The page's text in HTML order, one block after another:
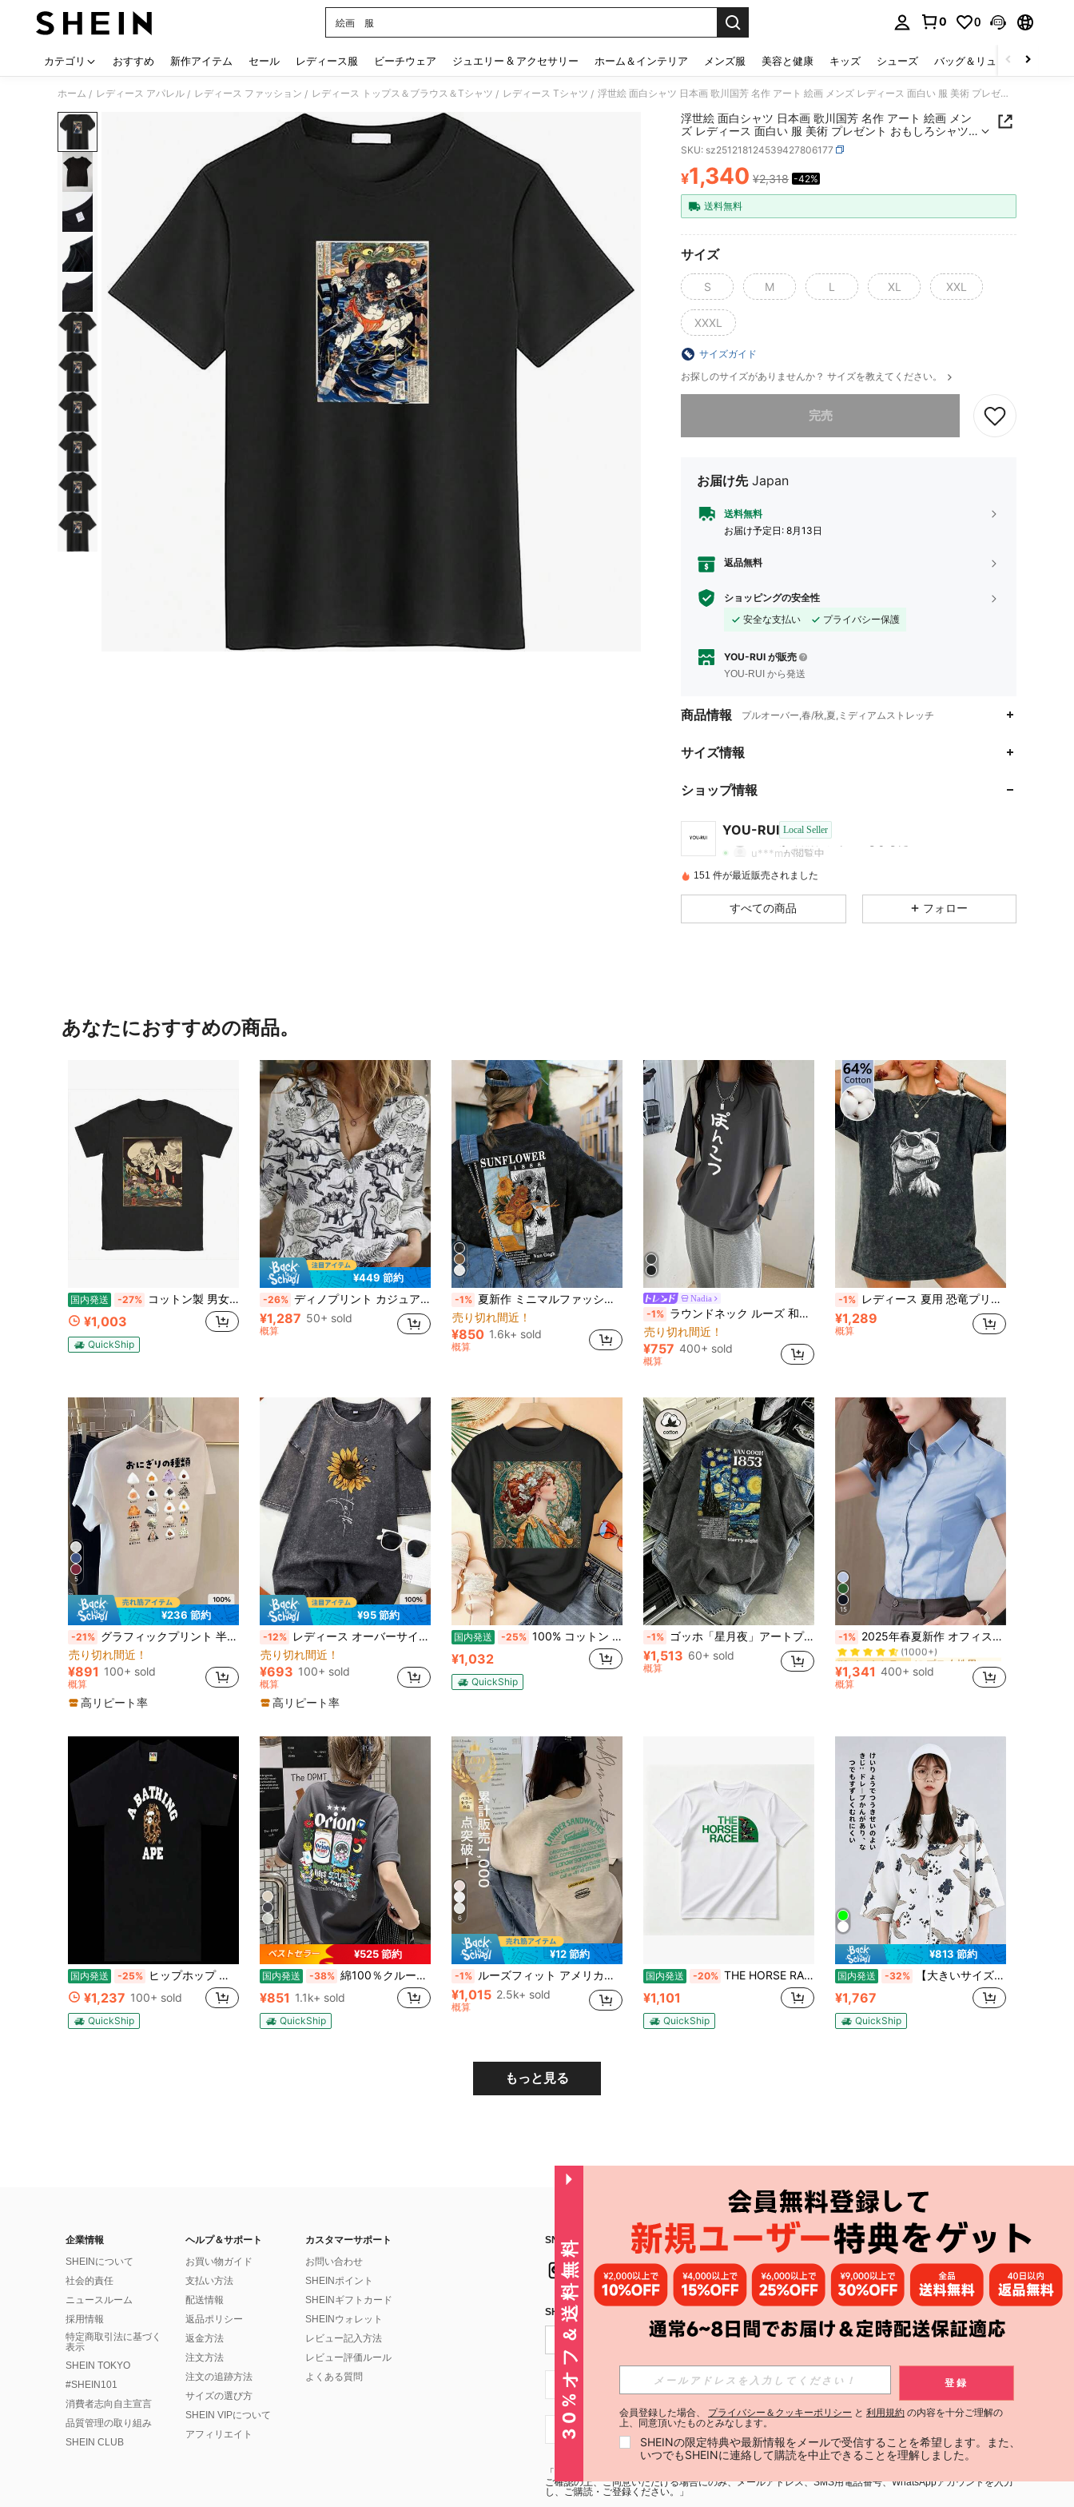
絵画 服
0 0
カテゴリ おすすめ 新作アイテム セール レディース服 ビーチウェア ジュエリー & アクセサリー ホーム＆インテリア メンズ服 美容と健康 キッズ シューズ バッグ＆リュック
ホーム / レディース アパレル / レディース ファッション / レディース トップス＆ブラウス＆Tシャツ / レディース Tシャツ / 浮世絵 面白シャツ 日本画 歌川国芳 名作 アート 絵画 メンズ レディース 面白い 服 美術 プレゼント おもしろシャツ 純綿1枚
浮世絵 面白シャツ 日本画 歌川国芳 名作 アート 絵画 メン
ズ レディース 面白い 服 美術 プレゼント おもしろシャツ
純綿1枚
SKU: sz251218124539427806177
PRICE AND AVAILABILITY
¥1,340 ¥2,318 -42%
送料無料
サイズ
S M L XL XXL
XXXL
サイズガイド
お探しのサイズがありませんか？ サイズを教えてください。
完売
申し訳ありませんが、この商品は完売しました。
お届け先 Japan
送料無料
お届け予定日: 8月13日
返品無料
ショッピングの安全性
安全な支払い
プライバシー保護
YOU-RUI が販売
YOU-RUI から発送
商品情報 プルオーバー,春/秋,夏,ミディアムストレッチ
サイズ情報
ショップ情報
YOU-RUI Local Seller
4.71
4.71
4.71 1.8K
8***1 が1日前にフォローしました
u***mが閲覧中
4.71 1.8K 5
151 件が最近販売されました
すべての商品 フォロー
あなたにおすすめの商品。
国内発送 -27% コットン製 男女兼用半袖Tシャツ 歌川国芳作 巨大骸骨と武士 古典浮世絵プリント ブラックベース 濃彩和風デザイン カジュアル着用に最適ストリート T シャツ 100% コットン
¥1,003
QuickShip
¥449 節約
-26% ディノプリント カジュアルシャツ レディース、春夏ホリデーバケーション スタイル ホワイト
¥1,287 50+ sold
概算
-1% 夏新作 ミニマルファッション オイルペイント ひまわり花柄プリント カジュアル ラウンドネック タイダイ 半袖Tシャツ 多用途 レディーストップス ブラック
売り切れ間近！
¥850 1.6k+ sold
概算
Nadia
-1% ラウンドネック ルーズ 和文字 キュートプリント 半袖Tシャツ、春夏カジュアル
売り切れ間近！
¥757 400+ sold
概算
-1% レディース 夏用 恐竜プリント ウォッシュ加工 無地 カジュアル レトロ ゆったり ラウンドネック コットン 半袖Tシャツ ブラック
¥1,289
概算
5
¥236 節約
-21% グラフィックプリント 半袖 ミドル丈Tシャツ、ファッショナブルなカジュアルトップス レディース ホワイト 夏
売り切れ間近！
¥891 100+ sold
概算
高リピート率
¥95 節約
-12% レディース オーバーサイズ ビンテージ ブラック 長袖Tシャツ、ひまわり柄、ルーズ&スタイリッシュなカジュアル春
売り切れ間近！
¥693 100+ sold
概算
高リピート率
国内発送 -25% 100% コットン ミュシャ風ガール プリント T シャツ レディース 半袖 胸プリント アート風
¥1,032
QuickShip
-1% ゴッホ「星月夜」アートプリント ヴィンテージ 半袖Tシャツ、ゴッホ 1853 ヴィンテージスタイル クルーネックTシャツ カジュアル サマー ブラック
¥1,513 60+ sold
概算
15
-1% 2025年春夏新作 オフィス制服 レディース ブルー 半袖ブラウス、ビジネス プロフェッショナル アパレル
#1 ベストセラー
に プロ 女性用ビジネスブラウス
(1000+)
#1 ベストセラー
(1000+)
#1 ベストセラー
(1000+)
#1 ベストセラー
¥1,341 400+ sold
概算
国内発送 -25% ヒップホップ 桜柄プリント 半袖 サメ猿人Tシャツ、クルーネック カートゥーン柄 純綿トップス、ユニセックス ティーンエイジャースタイル (978)
¥1,237 100+ sold
QuickShip
15
¥525 節約
国内発送 -38% 綿100％クルーネックプリント半袖Tシャツ、女性用新作夏服、スタイリッシュなゆったりカジュアルトップス
¥851 1.1k+ sold
QuickShip
6
¥12 節約
-1% ルーズフィット アメリカンスタイル レディースTシャツ、ヴィンテージランダーサンドイッチグラフィックバックプリント、ストリートウェアエステティック 半袖 夏カジュアル
¥1,015 2.5k+ sold
概算
国内発送 -20% THE HORSE RACE パロディ Tシャツ - ユニークな競馬デザイン、綿100%・通気性抜群、柔らかい肌触り、夏に最適、競馬ファンへのプレゼント、誕生日・記念日・ギフトに最適
¥1,101
QuickShip
¥813 節約
国内発送 -32% 【大きいサイズ】2026 年新作 レディース半袖ブラウス 中国風和風鶴柄トップス ゆったりレイジーシルエット 軽量通気性 夏用アウターカーディガン フェアリースタイル エレガントおしゃれ 万能
¥1,767
QuickShip
もっと見る
企業情報
SHEINについて
社会的責任
ニュースルーム
採用情報
特定商取引法に基づく
表示
SHEIN TOKYO
#SHEIN101
消費者志向自主宣言
品質管理の取り組み
SHEIN CLUB
ヘルプ＆サポート
お買い物ガイド
支払い方法
配送情報
返品ポリシー
返金方法
注文方法
注文の追跡方法
サイズの選び方
SHEIN VIPについて
アフィリエイト
カスタマーサポート
お問い合わせ
SHEINポイント
SHEINギフトカード
SHEINウォレット
レビュー記入方法
レビュー評価ルール
よくある質問
SNSフォローはこちら： アプリ
SHEIN STYLE NEWSを購読する
購読
JP + 81 登録する
JP + 81
「SHEIN STYLE NEWSの購読には「
ご確認の上、ご同意いただける場合にのみ、メールアドレス、SMS用電話番号、WhatsAppアカウントを入力
し、ご購読・ご登録ください。」
30%オフ＆送料無料 登録
会員登録した場合、 プライバシー＆クッキーポリシー と 利用規約 の内容を十分ご理解の
上、同意頂いたものとみなします。
SHEINの限定特典や最新情報をメールで受信することを希望します。また、
いつでもSHEINに連絡して購読を中止できることを理解しました。